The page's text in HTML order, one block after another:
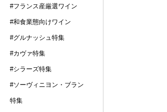
#フランス産厳選ワイン
#和食業態向けワイン
#グルナッシュ特集
#カヴァ特集
#シラーズ特集
#ソーヴィニヨン・ブラン
特集